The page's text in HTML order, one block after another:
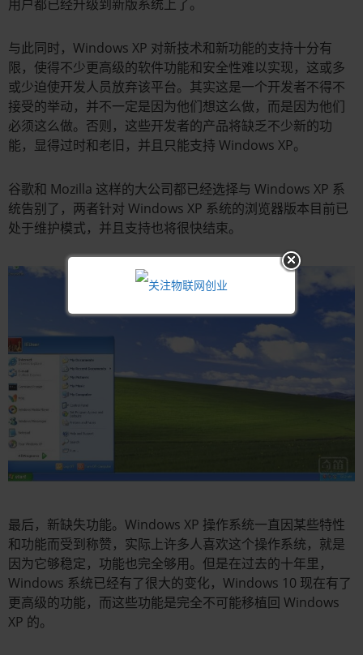
用户都已经升级到新版系统上了。
与此同时，Windows XP 对新技术和新功能的支持十分有
限，使得不少更高级的软件功能和安全性难以实现，这或多
或少迫使开发人员放弃该平台。其实这是一个开发者不得不
接受的举动，并不一定是因为他们想这么做，而是因为他们
必须这么做。否则，这些开发者的产品将缺乏不少新的功
能，显得过时和老旧，并且只能支持 Windows XP。
谷歌和 Mozilla 这样的大公司都已经选择与 Windows XP 系
统告别了，两者针对 Windows XP 系统的浏览器版本目前已
处于维护模式，并且支持也将很快结束。
最后，新缺失功能。Windows XP 操作系统一直因某些特性
和功能而受到称赞，实际上许多人喜欢这个操作系统，就是
因为它够稳定，功能也完全够用。但是在过去的十年里，
Windows 系统已经有了很大的变化，Windows 10 现在有了
更高级的功能，而这些功能是完全不可能移植回 Windows
XP 的。